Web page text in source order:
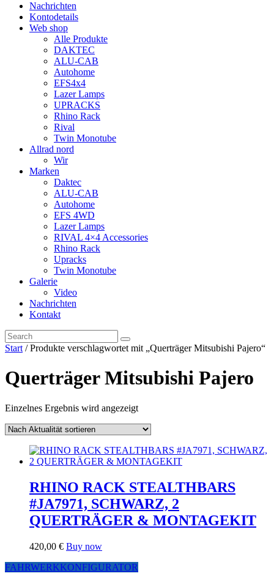
Nachrichten
Kontodetails
Web shop
Alle Produkte
DAKTEC
ALU-CAB
Autohome
EFS4x4
Lazer Lamps
UPRACKS
Rhino Rack
Rival
Twin Monotube
Allrad nord
Wir
Marken
Daktec
ALU-CAB
Autohome
EFS 4WD
Lazer Lamps
RIVAL 4×4 Accessories
Rhino Rack
Upracks
Twin Monotube
Galerie
Video
Nachrichten
Kontakt
Start / Produkte verschlagwortet mit „Querträger Mitsubishi Pajero“
Querträger Mitsubishi Pajero
Einzelnes Ergebnis wird angezeigt
RHINO RACK STEALTHBARS
#JA7971, SCHWARZ, 2
QUERTRÄGER & MONTAGEKIT
420,00 € Buy now
FAHRWERKKONFIGURATOR